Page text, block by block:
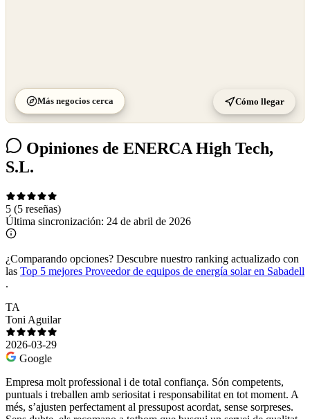
Más negocios cerca Cómo llegar
Opiniones de ENERCA High Tech,
S.L.
5 (5 reseñas)
Última sincronización: 24 de abril de 2026
¿Comparando opciones? Descubre nuestro ranking actualizado con
las Top 5 mejores Proveedor de equipos de energía solar en Sabadell
.
TA
Toni Aguilar
2026-03-29
Google
Empresa molt professional i de total confiança. Són competents,
puntuals i treballen amb seriositat i responsabilitat en tot moment. A
més, s’ajusten perfectament al pressupost acordat, sense sorpreses.